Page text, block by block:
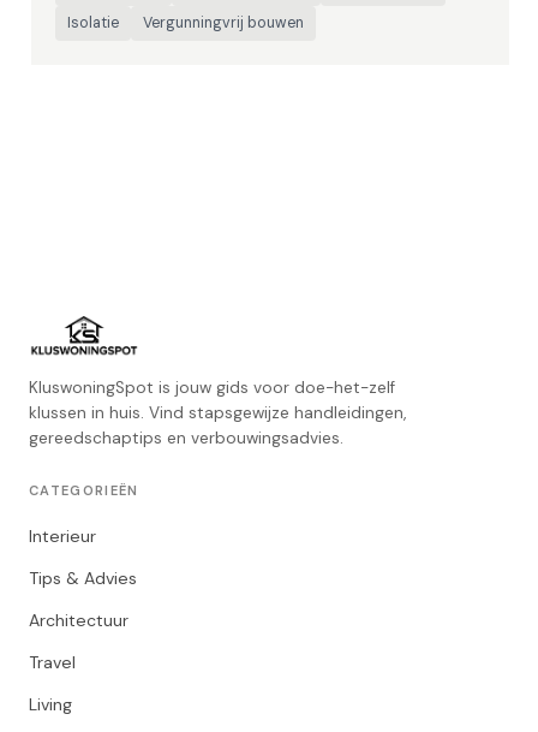
Isolatie
Vergunningvrij bouwen
KluswoningSpot is jouw gids voor doe-het-zelf
klussen in huis. Vind stapsgewijze handleidingen,
gereedschaptips en verbouwingsadvies.
CATEGORIEËN
Interieur
Tips & Advies
Architectuur
Travel
Living